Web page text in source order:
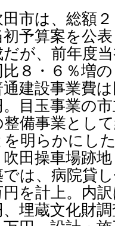
田市は、総額
初予算案を公
だが、前年度
比８・６％増
通建設事業費
。目玉事業の
整備事業とし
を明らかにし
田操車場跡地
では、病院貸
円を計上。内
、埋蔵文化財